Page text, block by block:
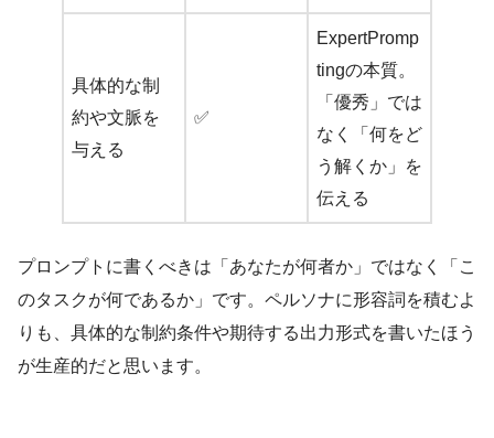
具体的な制
約や文脈を
与える
✅
ExpertPromp
tingの本質。
「優秀」では
なく「何をど
う解くか」を
伝える
プロンプトに書くべきは「あなたが何者か」ではなく「こ
のタスクが何であるか」です。ペルソナに形容詞を積むよ
りも、具体的な制約条件や期待する出力形式を書いたほう
が生産的だと思います。